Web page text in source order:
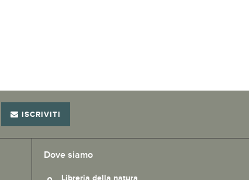
ISCRIVITI
Dove siamo
Libreria della natura